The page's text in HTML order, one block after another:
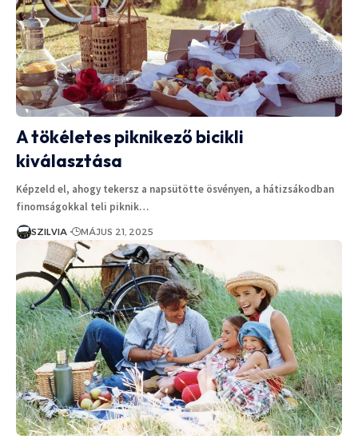
A tökéletes piknikező bicikli
kiválasztása
Képzeld el, ahogy tekersz a napsütötte ösvényen, a hátizsákodban
finomságokkal teli piknik…
SZILVIA MÁJUS 21, 2025